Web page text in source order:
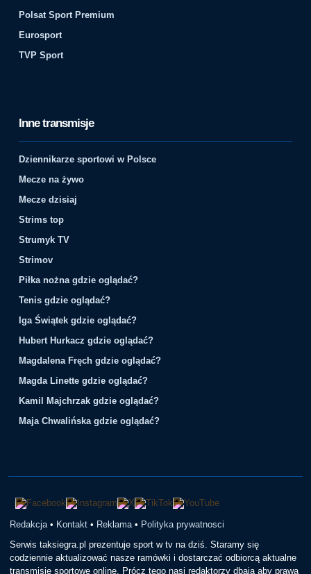
Polsat Sport Premium
Eurosport
TVP Sport
Inne transmisje
Dziennikarze sportowi w Polsce
Mecze na żywo
Mecze dzisiaj
Strims top
Strumyk TV
Strimov
Piłka nożna gdzie oglądać?
Tenis gdzie oglądać?
Iga Świątek gdzie oglądać?
Hubert Hurkacz gdzie oglądać?
Magdalena Fręch gdzie oglądać?
Magda Linette gdzie oglądać?
Kamil Majchrzak gdzie oglądać?
Maja Chwalińska gdzie oglądać?
Redakcja • Kontakt • Reklama • Polityka prywatnosci
Serwis taksiegra.pl prezentuje sport w tv na dziś. Staramy się
codziennie aktualizować nasze ramówki i dostarczać odbiorcą aktualne
transmisje sportowe online. Prócz tego nasi redaktorzy dbają aby prawa